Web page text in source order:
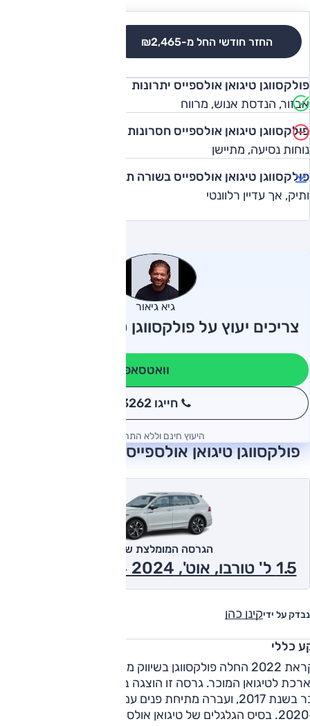
החזר חודשי החל מ-₪2,465
פולקסווגן טיגואן אולספייס יתרונות
אבזור, הנדסת אנוש, מרווח
פולקסווגן טיגואן אולספייס חסרונות
נוחות נסיעה, מתיישן
פולקסווגן טיגואן אולספייס בשורה תחתונה
ותיק, אך עדיין רלוונטי
גיא גיאור
צריכים יעוץ על פולקסווגן טיגואן אולספייס?
וואטסאפ
חייגו 3262
היעוץ חינם וללא התחייבות
פולקסווגן טיגואן אולספייס 2024 חוות דעת
נבדק על ידיקינן כהן
הגרסה המומלצת של אוטו
1.5 ל' טורבו, אוט', Elegance, 2x4 2024
כללי
לקראת 2022 החלה פולקסווגן בשיווק מקומי של גרסת אולספייס
לטיגואן המוכר. גרסה זו הוצגה באירופה ובארצות הברית
כבר בשנת 2017, ועברה מתיחת פנים עם יתר גרסאות הטיגואן